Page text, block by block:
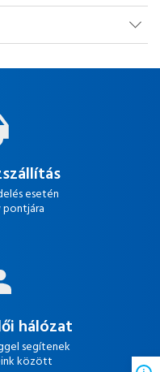
esetén
pontjára
hálózat
segítenek
között